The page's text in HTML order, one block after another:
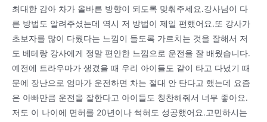
최대한 감아 차가 올바른 방향이 되도록 맞춰주세요.강사님이 다
른 방법도 알려주셨는데 역시 저 방법이 제일 편했어요.또 강사가
초보자를 많이 다뤘다는 느낌이 들도록 가르치는 것을 잘해서 저
도 베테랑 강사에게 정말 편안한 느낌으로 운전을 잘 배웠습니다.
예전에 트라우마가 생겼을 때 우리 아이들도 같이 타고 다녔기 때
문에 장난으로 엄마가 운전하면 차는 절대 안 탄다고 했는데 요즘
은 아빠만큼 운전을 잘한다고 아이들도 칭찬해줘서 너무 좋아요.
저도 이 나이에 면허를 20년이나 썩혀도 성공했어요.고민하시는